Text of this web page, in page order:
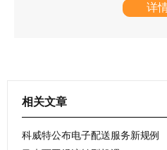
详
相关文章
科威特公布电子配送服务新规例